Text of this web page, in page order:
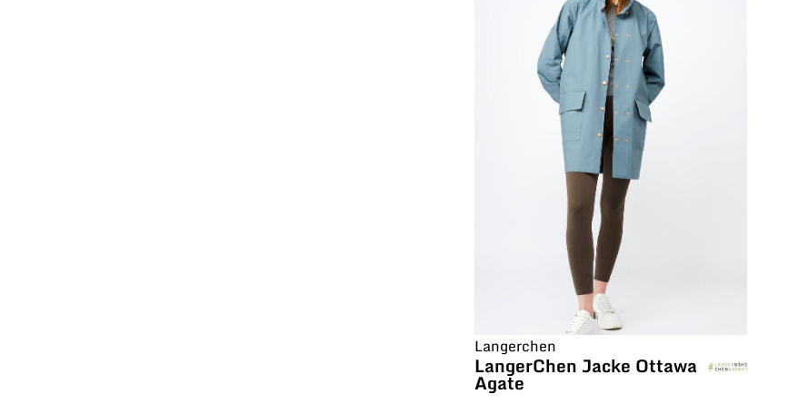
Langerchen
LangerChen Jacke Ottawa
Agate